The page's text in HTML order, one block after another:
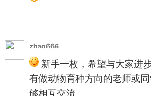
zhao666
新手一枚，希望与大家进
有做动物育种方向的老师或
够相互交流。